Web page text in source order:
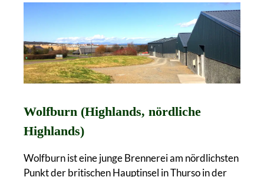
Wolfburn (Highlands, nördliche
Highlands)
Wolfburn ist eine junge Brennerei am nördlichsten
Punkt der britischen Hauptinsel in Thurso in der